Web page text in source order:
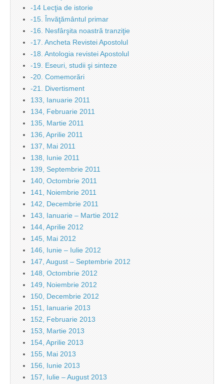
-14 Lecţia de istorie
-15. Învăţământul primar
-16. Nesfârşita noastră tranziţie
-17. Ancheta Revistei Apostolul
-18. Antologia revistei Apostolul
-19. Eseuri, studii şi sinteze
-20. Comemorări
-21. Divertisment
133, Ianuarie 2011
134, Februarie 2011
135, Martie 2011
136, Aprilie 2011
137, Mai 2011
138, Iunie 2011
139, Septembrie 2011
140, Octombrie 2011
141, Noiembrie 2011
142, Decembrie 2011
143, Ianuarie – Martie 2012
144, Aprilie 2012
145, Mai 2012
146, Iunie – Iulie 2012
147, August – Septembrie 2012
148, Octombrie 2012
149, Noiembrie 2012
150, Decembrie 2012
151, Ianuarie 2013
152, Februarie 2013
153, Martie 2013
154, Aprilie 2013
155, Mai 2013
156, Iunie 2013
157, Iulie – August 2013